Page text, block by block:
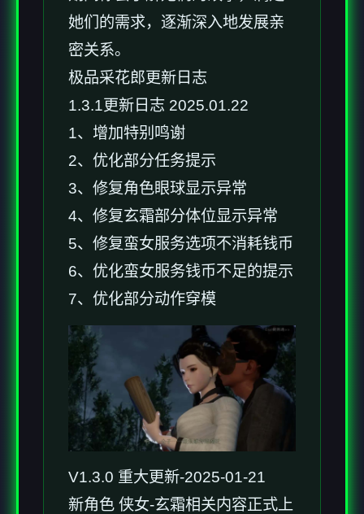
她们的需求，逐渐深入地发展亲
密关系。
极品采花郎更新日志
1.3.1更新日志 2025.01.22
1、增加特别鸣谢
2、优化部分任务提示
3、修复角色眼球显示异常
4、修复玄霜部分体位显示异常
5、修复蛮女服务选项不消耗钱币
6、优化蛮女服务钱币不足的提示
7、优化部分动作穿模
V1.3.0 重大更新-2025-01-21
新角色 侠女-玄霜相关内容正式上